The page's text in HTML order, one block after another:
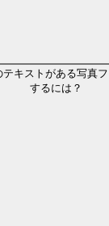
キストがある写真
するには？